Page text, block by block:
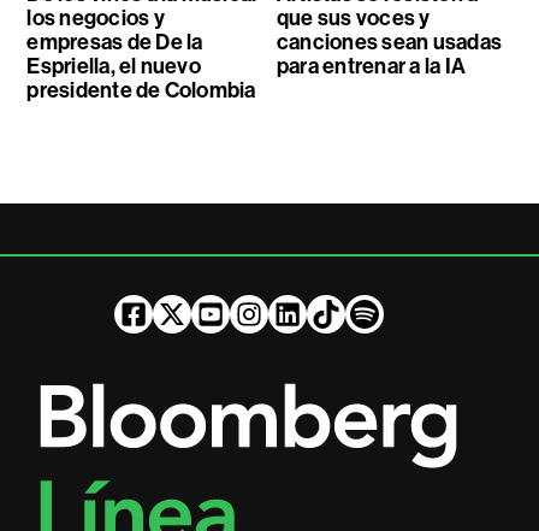
los negocios y
empresas de De la
Espriella, el nuevo
presidente de Colombia
que sus voces y
canciones sean usadas
para entrenar a la IA